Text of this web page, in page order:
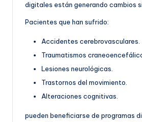
digitales están generando cambios
Pacientes que han sufrido:
Accidentes cerebrovasculares.
Traumatismos
Lesiones neurológicas.
Trastornos del movimiento.
Alteraciones cognitivas.
pueden beneficiarse de programas